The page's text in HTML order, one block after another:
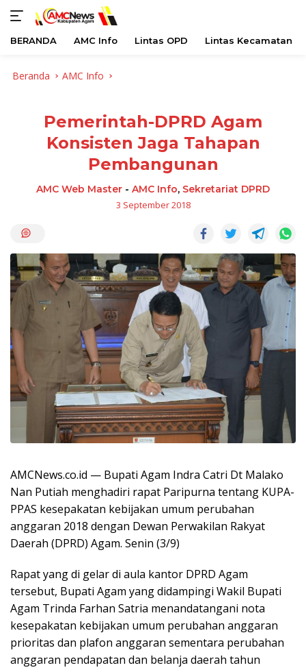
BERANDA AMC Info Lintas OPD Lintas Kecamatan
Beranda AMC Info
Pemerintah-DPRD Agam
Konsisten Jaga Tahapan
Pembangunan
AMC Web Master - AMC Info, Sekretariat DPRD
3 September 2018
AMCNews.co.id — Bupati Agam Indra Catri Dt Malako
Nan Putiah menghadiri rapat Paripurna tentang KUPA-
PPAS kesepakatan kebijakan umum perubahan
anggaran 2018 dengan Dewan Perwakilan Rakyat
Daerah (DPRD) Agam. Senin (3/9)
Rapat yang di gelar di aula kantor DPRD Agam
tersebut, Bupati Agam yang didampingi Wakil Bupati
Agam Trinda Farhan Satria menandatangani nota
kesepakatan kebijakan umum perubahan anggaran
prioritas dan plafon anggaran sementara perubahan
anggaran pendapatan dan belanja daerah tahun